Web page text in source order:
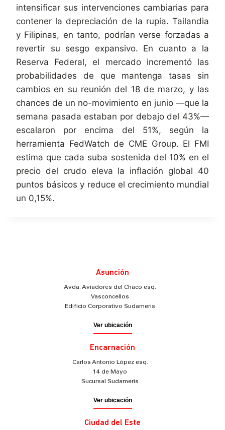
intensificar sus intervenciones cambiarias para
contener la depreciación de la rupia. Tailandia
y Filipinas, en tanto, podrían verse forzadas a
revertir su sesgo expansivo. En cuanto a la
Reserva Federal, el mercado incrementó las
probabilidades de que mantenga tasas sin
cambios en su reunión del 18 de marzo, y las
chances de un no-movimiento en junio —que la
semana pasada estaban por debajo del 43%—
escalaron por encima del 51%, según la
herramienta FedWatch de CME Group. El FMI
estima que cada suba sostenida del 10% en el
precio del crudo eleva la inflación global 40
puntos básicos y reduce el crecimiento mundial
un 0,15%.
Asunción
Avda. Aviadores del Chaco esq.
Vasconcellos
Edificio Corporativo Sudameris
Ver ubicación
Encarnación
Carlos Antonio López esq.
14 de Mayo
Sucursal Sudameris
Ver ubicación
Ciudad del Este